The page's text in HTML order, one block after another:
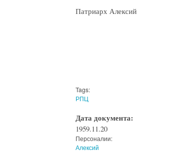
Патриарх Алексий
Tags:
РПЦ
Дата документа:
1959.11.20
Персоналии:
Алексий